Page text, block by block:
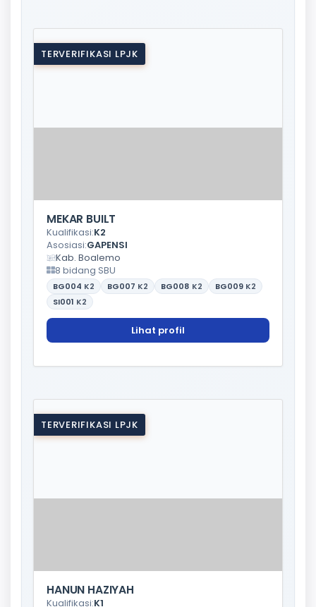
TERVERIFIKASI LPJK
MEKAR BUILT
Kualifikasi:K2
Asosiasi:GAPENSI
Kab. Boalemo
8 bidang SBU
BG004 K2 BG007 K2 BG008 K2 BG009 K2
SI001 K2
Lihat profil
TERVERIFIKASI LPJK
HANUN HAZIYAH
Kualifikasi:K1